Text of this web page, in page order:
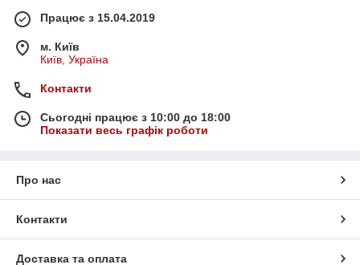
Працює з 15.04.2019
м. Київ
Київ, Україна
Контакти
Сьогодні працює з 10:00 до 18:00
Показати весь графік роботи
Про нас
Контакти
Доставка та оплата